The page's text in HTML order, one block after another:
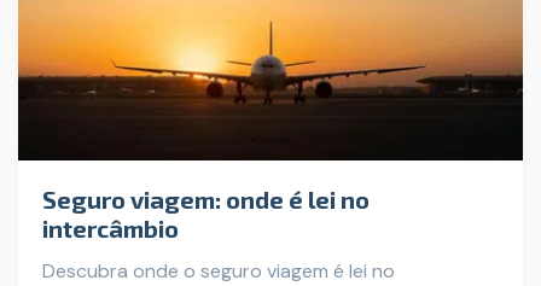
Seguro viagem: onde é lei no
intercâmbio
Descubra onde o seguro viagem é lei no